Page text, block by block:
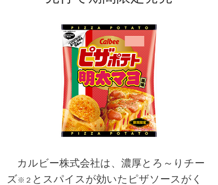
カルビー株式会社は、濃厚とろ～りチー
ズ※２ とスパイスが効いたピザソースがく